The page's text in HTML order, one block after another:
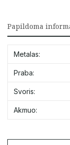
Papildoma
Metalas:
Praba:
Svoris:
Akmuo: